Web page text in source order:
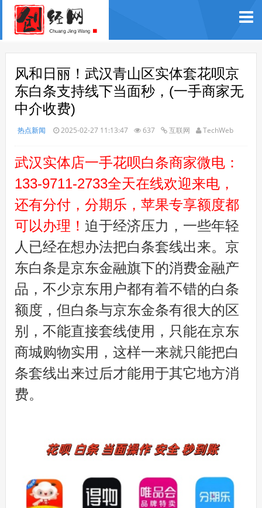
风和日丽！武汉青山区实体套花呗京
东白条支持线下当面秒，(一手商家无
中介收费)
热点新闻 2025-02-27 11:13:47 637 互联网 TechWeb
武汉实体店一手花呗白条商家微电：
133-9711-2733全天在线欢迎来电，
还有分付，分期乐，苹果专享额度都
可以办理！ 迫于经济压力，一些年轻
人已经在想办法把白条套线出来。京
东白条是京东金融旗下的消费金融产
品，不少京东用户都有着不错的白条
额度，但白条与京东金条有很大的区
别，不能直接套线使用，只能在京东
商城购物实用，这样一来就只能把白
条套线出来过后才能用于其它地方消
费。